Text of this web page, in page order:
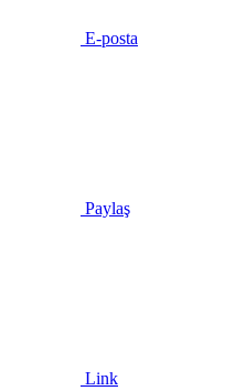
E-posta
Paylaş
Link